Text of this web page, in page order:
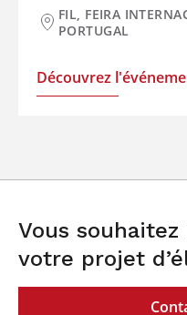
FIL, FEIRA
PORTUGAL
Découvrez
Vous
votre projet